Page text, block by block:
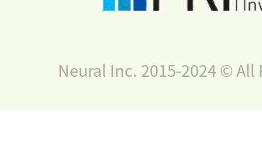
Neural Inc. 2015-2024 © All